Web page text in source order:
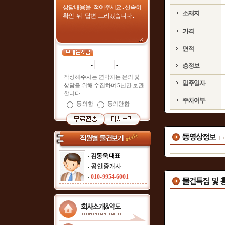
- -
작성해주시는 연락처는 문의 및
상담을 위해 수집하며 5년간 보관
합니다.
동의함
동의안함
김동욱 대표
공인중개사
010-9954-6001
소재지
가격
면적
층정보
입주일자
주차여부